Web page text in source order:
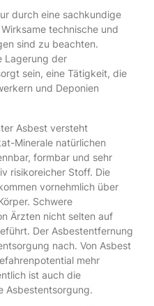
durch eine sachkundige
technische und
sind zu beachten.
Lagerung der
sein, eine Tätigkeit, die
und Deponien
Asbest versteht
Minerale natürlichen
formbar und sehr
risikoreicher Stoff. Die
vornehmlich über
Schwere
Ärzten nicht selten auf
Der Asbestentfernung
nach. Von Asbest
mehr
ist auch die
Asbestentsorgung.